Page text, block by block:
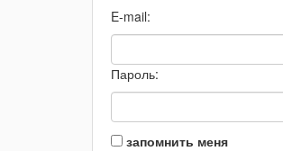
E-mail:
Пароль:
запомнить меня